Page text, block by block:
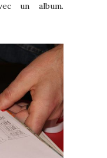
un album.